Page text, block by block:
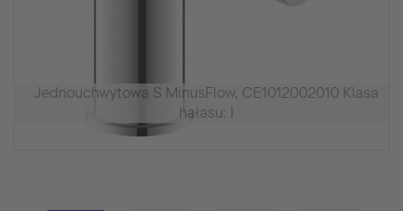
Jednouchwytowa S MinusFlow, CE1012002010 Klasa
hałasu: I